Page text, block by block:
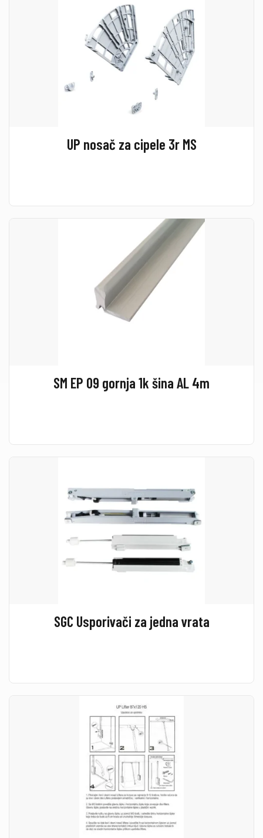
UP nosač za cipele 3r MS
SM EP 09 gornja 1k šina AL 4m
SGC Usporivači za jedna vrata